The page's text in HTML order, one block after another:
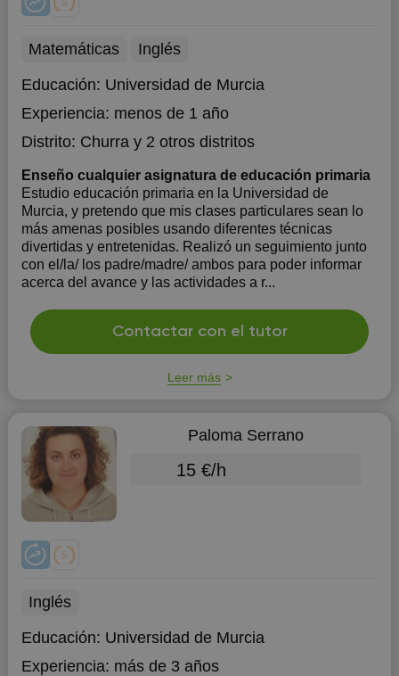
Matemáticas
Inglés
Educación: Universidad de Murcia
Experiencia: menos de 1 año
Distrito: Churray 2 otros distritos
Enseño cualquier asignatura de educación primaria
Estudio educación primaria en la Universidad de
Murcia, y pretendo que mis clases particulares sean lo
más amenas posibles usando diferentes técnicas
divertidas y entretenidas. Realizó un seguimiento junto
con el/la/ los padre/madre/ ambos para poder informar
acerca del avance y las actividades a r...
Contactar con el tutor
Leer más
Paloma Serrano
15 €/h
Inglés
Educación: Universidad de Murcia
Experiencia: más de 3 años